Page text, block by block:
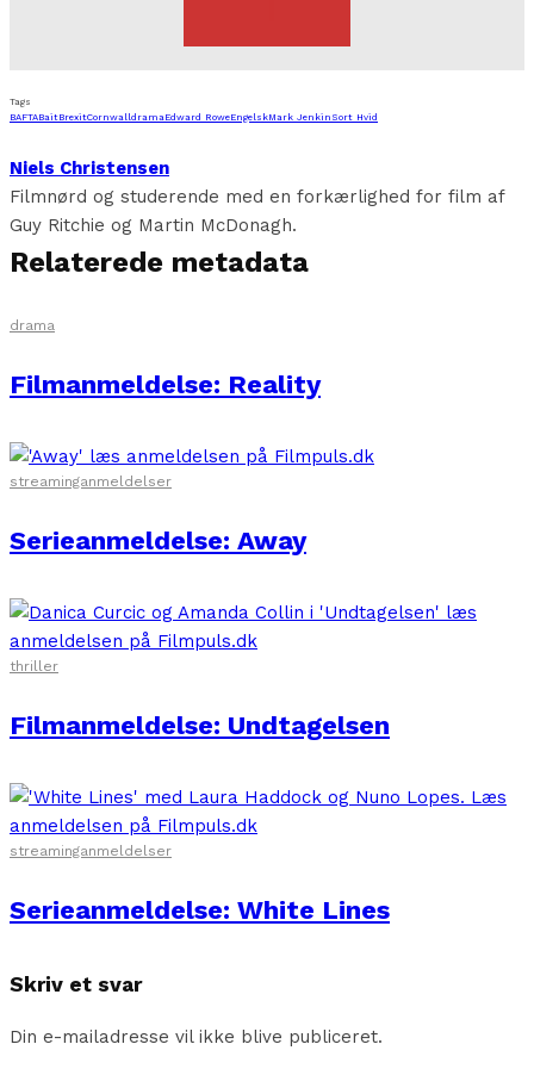
Tags
BAFTABaitBrexitCornwall drama Edward RoweEngelskMark Jenkin Sort Hvid
Niels Christensen
Filmnørd og studerende med en forkærlighed for film af
Guy Ritchie og Martin McDonagh.
Relaterede metadata
drama
Filmanmeldelse: Reality
streaminganmeldelser
Serieanmeldelse: Away
thriller
Filmanmeldelse: Undtagelsen
streaminganmeldelser
Serieanmeldelse: White Lines
Skriv et svar
Din e-mailadresse vil ikke blive publiceret.